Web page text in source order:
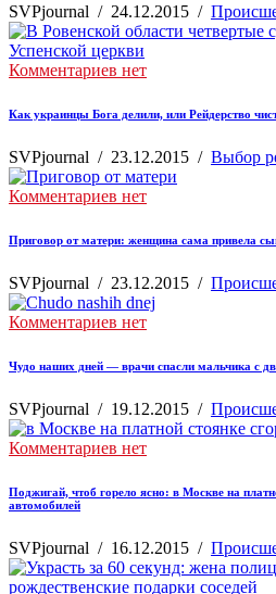
SVPjournal / 24.12.2015 /
Комментариев нет
Как украинцы Бога делили, или Рейдерство
SVPjournal / 23.12.2015 / Выбор
Комментариев нет
Приговор от матери: женщина сама привела
SVPjournal / 23.12.2015 /
Комментариев нет
Чудо наших дней — врачи спасли мальчика с
SVPjournal / 19.12.2015 /
Комментариев нет
Поджигай, чтоб горело ясно: в Москве на
автомобилей
SVPjournal / 16.12.2015 /